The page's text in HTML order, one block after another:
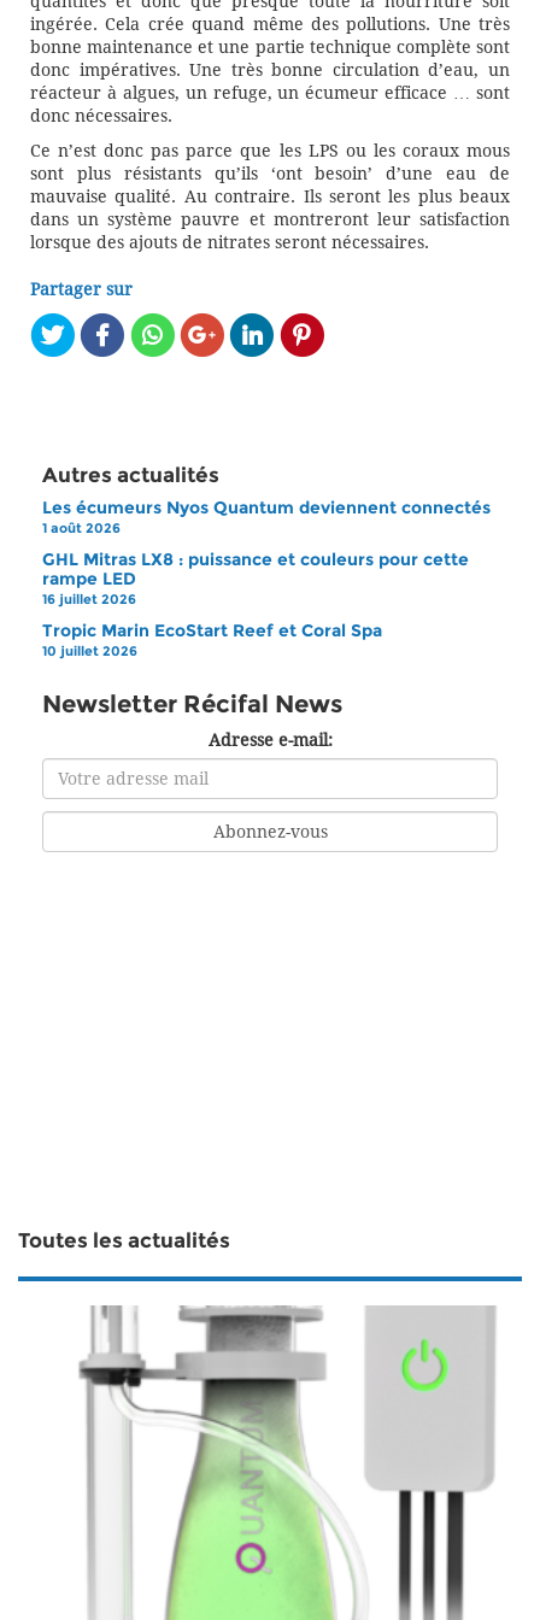
ingérée. Cela crée quand même des pollutions. Une très
bonne maintenance et une partie technique complète sont
donc impératives. Une très bonne circulation d’eau, un
réacteur à algues, un refuge, un écumeur efficace … sont
donc nécessaires.
Ce n’est donc pas parce que les LPS ou les coraux mous
sont plus résistants qu’ils ‘ont besoin’ d’une eau de
mauvaise qualité. Au contraire. Ils seront les plus beaux
dans un système pauvre et montreront leur satisfaction
lorsque des ajouts de nitrates seront nécessaires.
Partager sur
Autres actualités
Les écumeurs Nyos Quantum deviennent connectés
1 août 2026
GHL Mitras LX8 : puissance et couleurs pour cette
rampe LED
16 juillet 2026
Tropic Marin EcoStart Reef et Coral Spa
10 juillet 2026
Newsletter Récifal News
Adresse e-mail:
Toutes les actualités